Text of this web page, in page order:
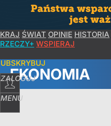
KRAJ ŚWIAT OPINIE HISTORIA
RZECZY+ WSPIERAJ
ZALOGUJ
MENU
EKONOMIA